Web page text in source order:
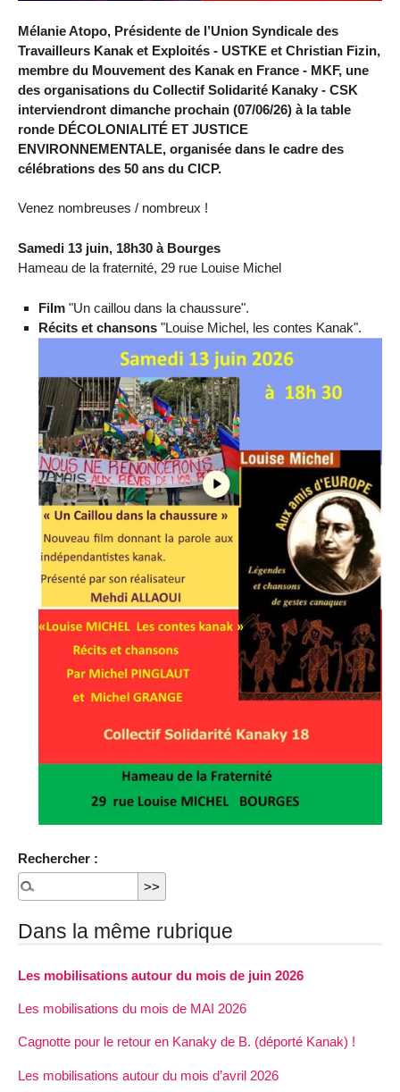
Mélanie Atopo, Présidente de l’Union Syndicale des
Travailleurs Kanak et Exploités - USTKE et Christian Fizin,
membre du Mouvement des Kanak en France - MKF, une
des organisations du Collectif Solidarité Kanaky - CSK
interviendront dimanche prochain (07/06/26) à la table
ronde DÉCOLONIALITÉ ET JUSTICE
ENVIRONNEMENTALE, organisée dans le cadre des
célébrations des 50 ans du CICP.
Venez nombreuses / nombreux !
Samedi 13 juin, 18h30 à Bourges
Hameau de la fraternité, 29 rue Louise Michel
Film"Un caillou dans la chaussure".
Récits et chansons"Louise Michel, les contes Kanak".
Rechercher :
Dans la même rubrique
Les mobilisations autour du mois de juin 2026
Les mobilisations du mois de MAI 2026
Cagnotte pour le retour en Kanaky de B. (déporté Kanak) !
Les mobilisations autour du mois d’avril 2026